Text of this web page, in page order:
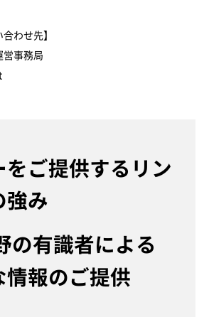
わせ先】
営事務局
をご提供するリン
強み
の有識者による
情報のご提供